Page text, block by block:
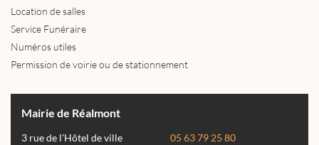
Location de salles
Service Funéraire
Numéros utiles
Permission de voirie ou de stationnement
Mairie de Réalmont
3 rue de l'Hôtel de ville
05 63 79 25 80